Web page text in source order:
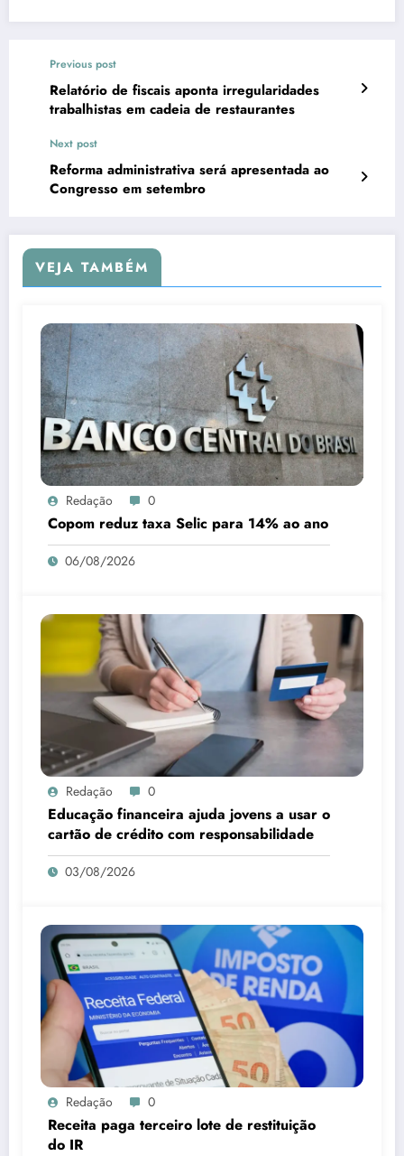
Previous post
Relatório de fiscais aponta irregularidades
trabalhistas em cadeia de restaurantes
Next post
Reforma administrativa será apresentada ao
Congresso em setembro
VEJA TAMBÉM
Redação 0
Copom reduz taxa Selic para 14% ao ano
06/08/2026
Redação 0
Educação financeira ajuda jovens a usar o
cartão de crédito com responsabilidade
03/08/2026
Redação 0
Receita paga terceiro lote de restituição
do IR